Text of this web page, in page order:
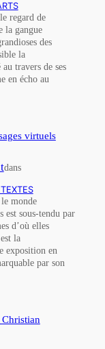
regard de
la gangue
des
la
travers de ses
en écho au
virtuels
dans
monde
est sous-tendu par
d’où elles
la
exposition en
par son